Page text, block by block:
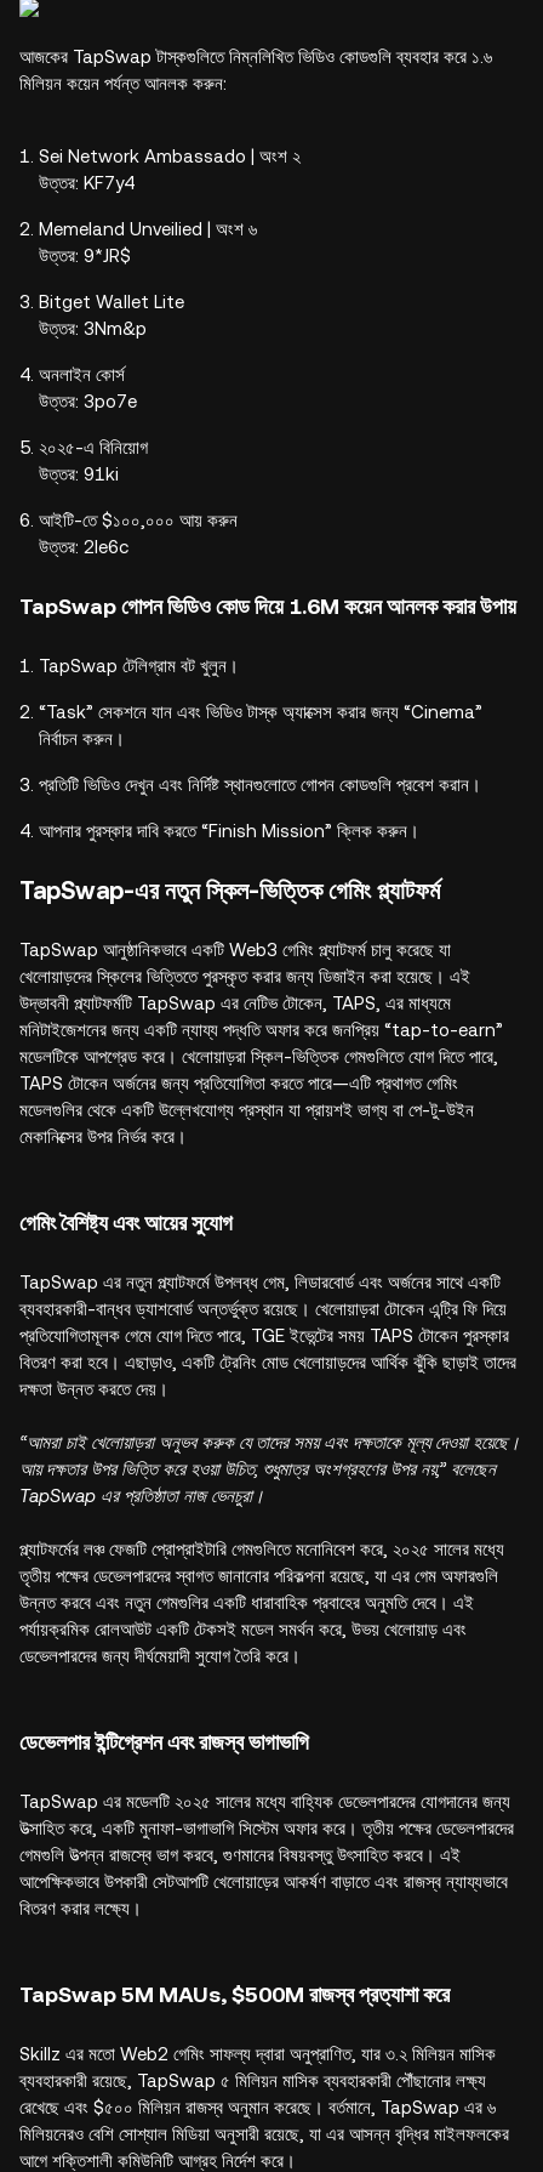
আজকের TapSwap টাস্কগুলিতে নিম্নলিখিত ভিডিও কোডগুলি ব্যবহার করে ১.৬
মিলিয়ন কয়েন পর্যন্ত আনলক করুন:
Sei Network Ambassado | অংশ ২
উত্তর: KF7y4
Memeland Unveilied | অংশ ৬
উত্তর: 9*JR$
Bitget Wallet Lite
উত্তর: 3Nm&p
অনলাইন কোর্স
উত্তর: 3po7e
২০২৫-এ বিনিয়োগ
উত্তর: 91ki
আইটি-তে $১০০,০০০ আয় করুন
উত্তর: 2le6c
TapSwap গোপন ভিডিও কোড দিয়ে 1.6M কয়েন আনলক করার উপায়
TapSwap টেলিগ্রাম বট খুলুন।
“Task” সেকশনে যান এবং ভিডিও টাস্ক অ্যাক্সেস করার জন্য “Cinema”
নির্বাচন করুন।
প্রতিটি ভিডিও দেখুন এবং নির্দিষ্ট স্থানগুলোতে গোপন কোডগুলি প্রবেশ করান।
আপনার পুরস্কার দাবি করতে “Finish Mission” ক্লিক করুন।
TapSwap-এর নতুন স্কিল-ভিত্তিক গেমিং প্ল্যাটফর্ম
TapSwap আনুষ্ঠানিকভাবে একটি Web3 গেমিং প্ল্যাটফর্ম চালু করেছে যা
খেলোয়াড়দের স্কিলের ভিত্তিতে পুরস্কৃত করার জন্য ডিজাইন করা হয়েছে। এই
উদ্ভাবনী প্ল্যাটফর্মটি TapSwap এর নেটিভ টোকেন, TAPS, এর মাধ্যমে
মনিটাইজেশনের জন্য একটি ন্যায্য পদ্ধতি অফার করে জনপ্রিয় “tap-to-earn”
মডেলটিকে আপগ্রেড করে। খেলোয়াড়রা স্কিল-ভিত্তিক গেমগুলিতে যোগ দিতে পারে,
TAPS টোকেন অর্জনের জন্য প্রতিযোগিতা করতে পারে—এটি প্রথাগত গেমিং
মডেলগুলির থেকে একটি উল্লেখযোগ্য প্রস্থান যা প্রায়শই ভাগ্য বা পে-টু-উইন
মেকানিক্সের উপর নির্ভর করে।
গেমিং বৈশিষ্ট্য এবং আয়ের সুযোগ
TapSwap এর নতুন প্ল্যাটফর্মে উপলব্ধ গেম, লিডারবোর্ড এবং অর্জনের সাথে একটি
ব্যবহারকারী-বান্ধব ড্যাশবোর্ড অন্তর্ভুক্ত রয়েছে। খেলোয়াড়রা টোকেন এন্ট্রি ফি দিয়ে
প্রতিযোগিতামূলক গেমে যোগ দিতে পারে, TGE ইভেন্টের সময় TAPS টোকেন পুরস্কার
বিতরণ করা হবে। এছাড়াও, একটি ট্রেনিং মোড খেলোয়াড়দের আর্থিক ঝুঁকি ছাড়াই তাদের
দক্ষতা উন্নত করতে দেয়।
“আমরা চাই খেলোয়াড়রা অনুভব করুক যে তাদের সময় এবং দক্ষতাকে মূল্য দেওয়া হয়েছে।
আয় দক্ষতার উপর ভিত্তি করে হওয়া উচিত, শুধুমাত্র অংশগ্রহণের উপর নয়,” বলেছেন
TapSwap এর প্রতিষ্ঠাতা নাজ ভেনচুরা।
প্ল্যাটফর্মের লঞ্চ ফেজটি প্রোপ্রাইটারি গেমগুলিতে মনোনিবেশ করে, ২০২৫ সালের মধ্যে
তৃতীয় পক্ষের ডেভেলপারদের স্বাগত জানানোর পরিকল্পনা রয়েছে, যা এর গেম অফারগুলি
উন্নত করবে এবং নতুন গেমগুলির একটি ধারাবাহিক প্রবাহের অনুমতি দেবে। এই
পর্যায়ক্রমিক রোলআউট একটি টেকসই মডেল সমর্থন করে, উভয় খেলোয়াড় এবং
ডেভেলপারদের জন্য দীর্ঘমেয়াদী সুযোগ তৈরি করে।
ডেভেলপার ইন্টিগ্রেশন এবং রাজস্ব ভাগাভাগি
TapSwap এর মডেলটি ২০২৫ সালের মধ্যে বাহ্যিক ডেভেলপারদের যোগদানের জন্য
উত্সাহিত করে, একটি মুনাফা-ভাগাভাগি সিস্টেম অফার করে। তৃতীয় পক্ষের ডেভেলপারদের
গেমগুলি উত্পন্ন রাজস্বে ভাগ করবে, গুণমানের বিষয়বস্তু উৎসাহিত করবে। এই
আপেক্ষিকভাবে উপকারী সেটআপটি খেলোয়াড়ের আকর্ষণ বাড়াতে এবং রাজস্ব ন্যায্যভাবে
বিতরণ করার লক্ষ্যে।
TapSwap 5M MAUs, $500M রাজস্ব প্রত্যাশা করে
Skillz এর মতো Web2 গেমিং সাফল্য দ্বারা অনুপ্রাণিত, যার ৩.২ মিলিয়ন মাসিক
ব্যবহারকারী রয়েছে, TapSwap ৫ মিলিয়ন মাসিক ব্যবহারকারী পৌঁছানোর লক্ষ্য
রেখেছে এবং $৫০০ মিলিয়ন রাজস্ব অনুমান করেছে। বর্তমানে, TapSwap এর ৬
মিলিয়নেরও বেশি সোশ্যাল মিডিয়া অনুসারী রয়েছে, যা এর আসন্ন বৃদ্ধির মাইলফলকের
আগে শক্তিশালী কমিউনিটি আগ্রহ নির্দেশ করে।